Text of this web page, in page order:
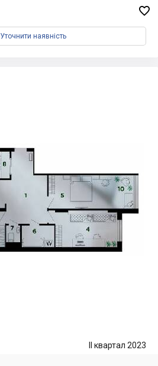

Уточнити наявність
II квартал 2023